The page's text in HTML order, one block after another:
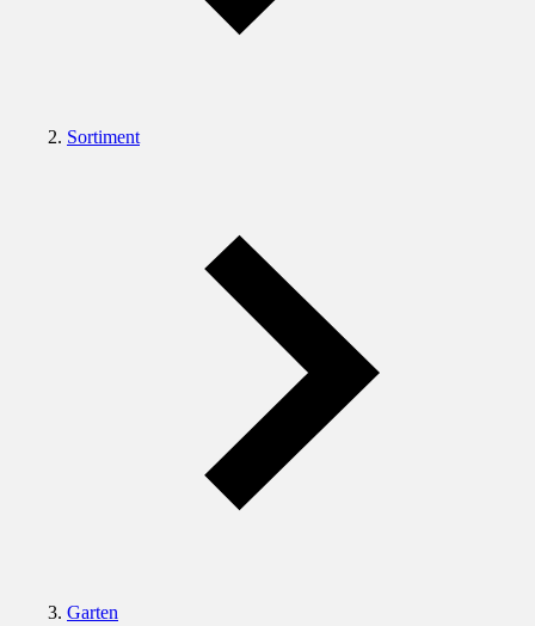
Sortiment
Garten